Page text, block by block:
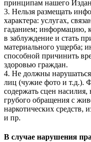
принципам нашего
3. Нельзя размещать
характера: услугах,
гаданием; информацию,
в заблуждение и стать
материального ущерба;
способной причинить
здоровью граждан.
4. Не должны нарушаться
лиц (чужие фото и т.д.).
содержать сцен насилия,
грубого обращения с
наркотических средств,
и пр.
В случае нарушения